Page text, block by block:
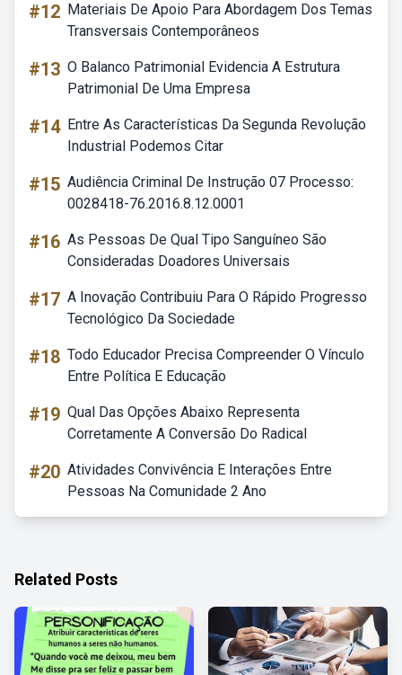
#12 Materiais De Apoio Para Abordagem Dos Temas
Transversais Contemporâneos
#13 O Balanco Patrimonial Evidencia A Estrutura
Patrimonial De Uma Empresa
#14 Entre As Características Da Segunda Revolução
Industrial Podemos Citar
#15 Audiência Criminal De Instrução 07 Processo:
0028418-76.2016.8.12.0001
#16 As Pessoas De Qual Tipo Sanguíneo São
Consideradas Doadores Universais
#17 A Inovação Contribuiu Para O Rápido Progresso
Tecnológico Da Sociedade
#18 Todo Educador Precisa Compreender O Vínculo
Entre Política E Educação
#19 Qual Das Opções Abaixo Representa
Corretamente A Conversão Do Radical
#20 Atividades Convivência E Interações Entre
Pessoas Na Comunidade 2 Ano
Related Posts